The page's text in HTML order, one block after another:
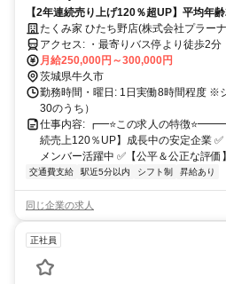
【2年連続売り上げ120％超UP】平均年
業界の方も多数活躍中
たくみ家 ひたち野店(株式会社プラー
アクセス: ・最寄りバス停より徒歩2分 ・JR常磐線「ひたち野うしく
駅」より徒歩10分 ・車通勤可(駐車場有)
月給250,000円～300,000円
茨城県牛久市
勤務時間・曜日: 1日実働8時間程度 ※
30のうち）
仕事内容: ┏━⭐️この求人の特徴
続売上120％UP】成長中の安定企業
メンバー活躍中 ✅️【公平＆公正な評
交通費支給 駅近5分以内 シフト制 昇給あり
同じ企業の求人
正社員